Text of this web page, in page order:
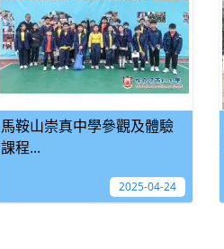
馬鞍山崇真中學參觀及體驗
課程...
2025-04-24